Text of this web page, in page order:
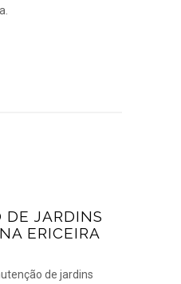
JARDINS
ERICEIRA
de jardins